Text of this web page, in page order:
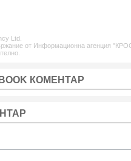
Ltd.
от Информационна агенция
КОМЕНТАР